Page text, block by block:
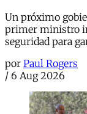
Un próximo
primer ministro
seguridad para
por Paul Rogers
/ 6 Aug 2026